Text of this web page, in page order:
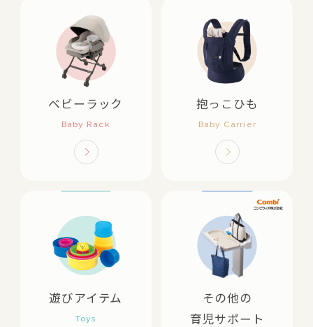
ベビーラック 抱っこひも
遊びアイテム
その他の
育児サポート